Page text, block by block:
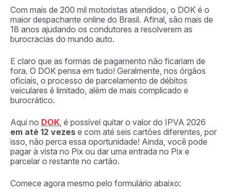
Com mais de 200 mil motoristas atendidos, o DOK é o
maior despachante online do Brasil. Afinal, são mais de
18 anos ajudando os condutores a resolverem as
burocracias do mundo auto.
E claro que as formas de pagamento não ficariam de
fora. O DOK pensa em tudo! Geralmente, nos órgãos
oficiais, o processo de parcelamento de débitos
veiculares é limitado, além de mais complicado e
burocrático.
Aqui no DOK , é possível quitar o valor do IPVA 2026
em até 12 vezes e com até seis cartões diferentes, por
isso, não perca essa oportunidade! Ainda, você pode
pagar à vista no Pix ou dar uma entrada no Pix e
parcelar o restante no cartão.
Comece agora mesmo pelo formulário abaixo: